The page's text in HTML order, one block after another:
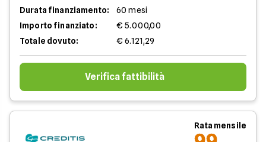
Durata finanziamento:
60 mesi
Importo finanziato:
€ 5.000,00
Totale dovuto:
€ 6.121,29
Verifica fattibilità
Rata mensile